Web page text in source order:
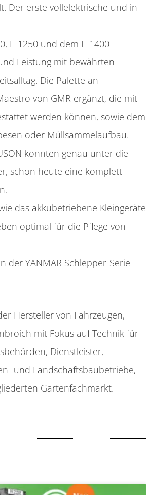
Der erste vollelektrische und in
E-1250 und dem E-1400
Leistung mit bewährten
Die Palette an
von GMR ergänzt, die mit
werden können, sowie dem
oder Müllsammelaufbau.
konnten genau unter die
schon heute eine komplett
das akkubetriebene Kleingeräte
optimal für die Pflege von
der YANMAR Schlepper-Serie
Hersteller von Fahrzeugen,
mit Fokus auf Technik für
Dienstleister,
und Landschaftsbaubetriebe,
Gartenfachmarkt.